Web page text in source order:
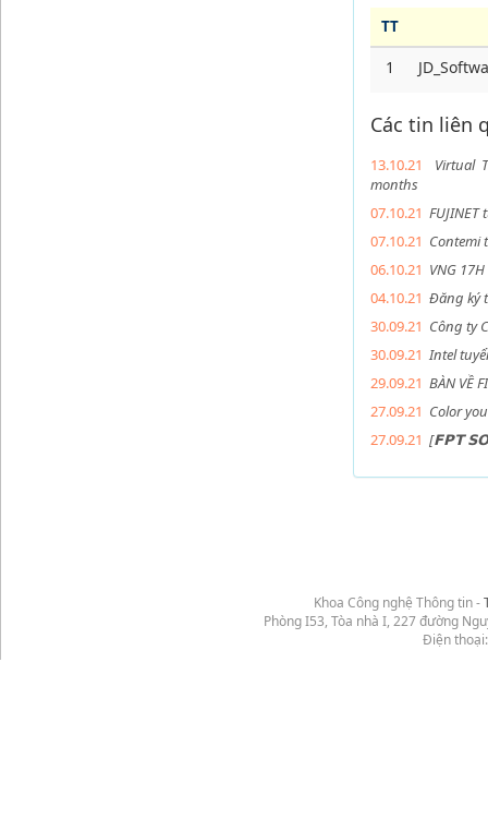
TT
1
Các tin liên
13.10.21
Virtual
months
07.10.21
07.10.21 Contemi
06.10.21 VNG
04.10.21 Đăng ký
30.09.21 Công ty
30.09.21 Intel
29.09.21 BÀN VỀ
27.09.21 Color
27.09.21 [𝗙𝗣𝗧
Khoa Công nghệ Thông tin -
Phòng I53, Tòa nhà I, 227 đường
Điện